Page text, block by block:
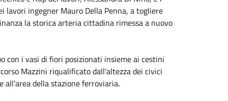
lavori ingegner Mauro Della Penna, a togliere
la storica arteria cittadina rimessa a nuovo
con i vasi di fiori posizionati insieme ai cestini
Mazzini riqualificato dall'altezza dei civici
all'area della stazione ferroviaria.